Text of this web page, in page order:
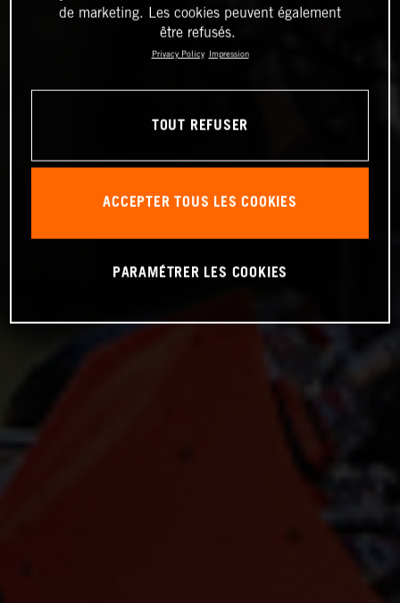
de marketing. Les cookies peuvent également
être refusés.
Privacy Policy Impression
TOUT REFUSER
ACCEPTER TOUS LES COOKIES
PARAMÉTRER LES COOKIES